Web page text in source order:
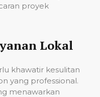
proyek
Lokal
khawatir kesulitan
yang professional.
menawarkan